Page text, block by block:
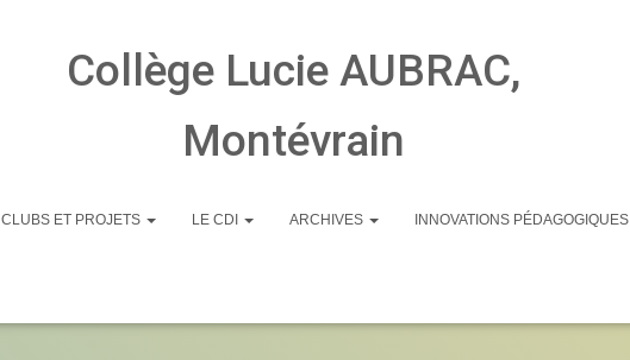
Collège Lucie AUBRAC,
Montévrain
CLUBS ET PROJETS LE CDI ARCHIVES INNOVATIONS PÉDAGOGIQUES